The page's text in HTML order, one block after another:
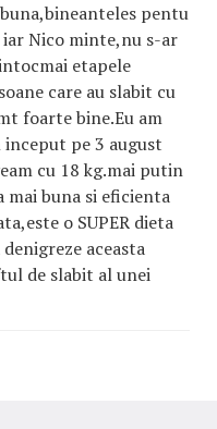
pentu
Nico minte,nu s-ar
etapele
care au slabit cu
foarte bine.Eu am
inceput pe 3 august
cu 18 kg.mai putin
mai buna si eficienta
o SUPER dieta
aceasta
de slabit al unei